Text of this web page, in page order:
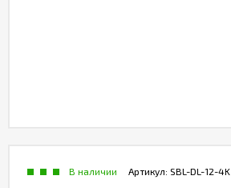
Артикул: SBL-DL-12-4K
В наличии